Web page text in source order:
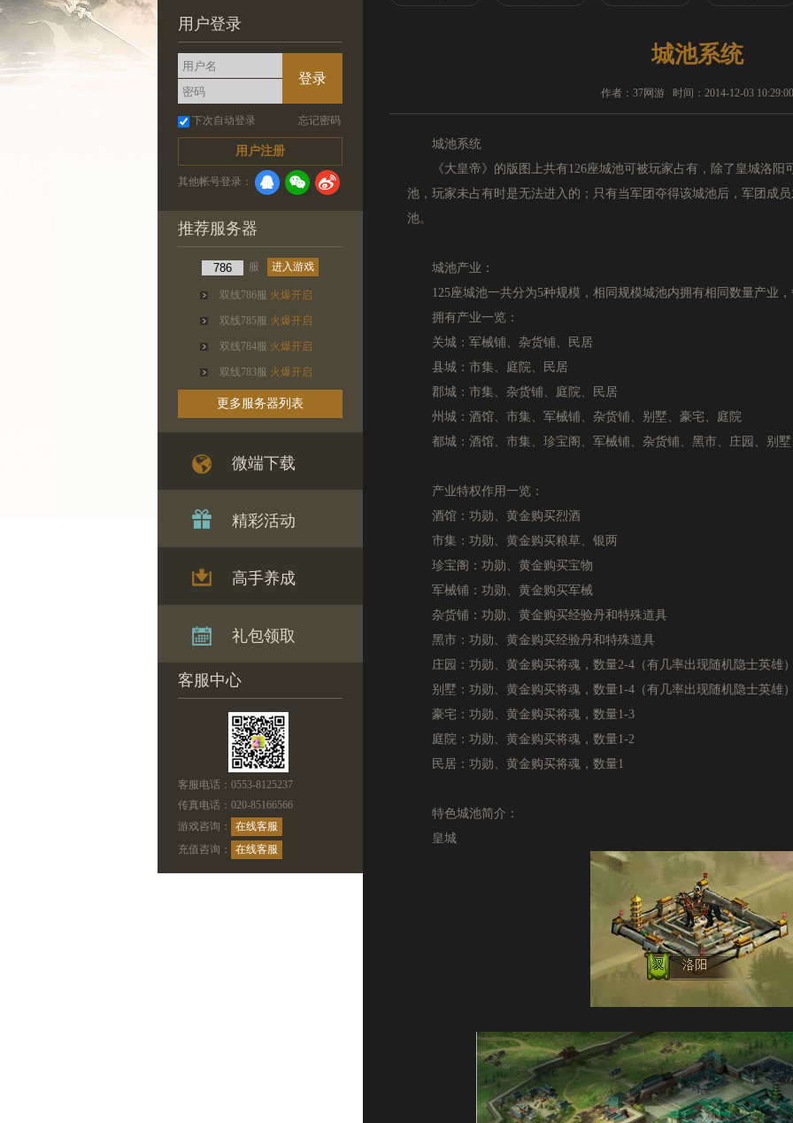
用户登录
下次自动登录 忘记密码
用户注册
登录
其他帐号登录：
推荐服务器
服 进入游戏
双线786服 火爆开启
双线785服 火爆开启
双线784服 火爆开启
双线783服 火爆开启
更多服务器列表
微端下载
精彩活动
高手养成
礼包领取
客服中心
客服电话：0553-8125237
传真电话：020-85166566
游戏咨询：
在线客服
充值咨询：
在线客服
城池系统
作者：37网游 时间：2014-12-03 10:29:00
城池系统
《大皇帝》的版图上共有126座城池可被玩家占有，除了皇城洛阳
池，玩家未占有时是无法进入的；只有当军团夺得该城池后，军团成
池。
城池产业：
125座城池一共分为5种规模，相同规模城池内拥有相同数量产业，
拥有产业一览：
关城：军械铺、杂货铺、民居
县城：市集、庭院、民居
郡城：市集、杂货铺、庭院、民居
州城：酒馆、市集、军械铺、杂货铺、别墅、豪宅、庭院
都城：酒馆、市集、珍宝阁、军械铺、杂货铺、黑市、庄园、别墅
产业特权作用一览：
酒馆：功勋、黄金购买烈酒
市集：功勋、黄金购买粮草、银两
珍宝阁：功勋、黄金购买宝物
军械铺：功勋、黄金购买军械
杂货铺：功勋、黄金购买经验丹和特殊道具
黑市：功勋、黄金购买经验丹和特殊道具
庄园：功勋、黄金购买将魂，数量2-4（有几率出现随机隐士英雄
别墅：功勋、黄金购买将魂，数量1-4（有几率出现随机隐士英雄
豪宅：功勋、黄金购买将魂，数量1-3
庭院：功勋、黄金购买将魂，数量1-2
民居：功勋、黄金购买将魂，数量1
特色城池简介：
皇城